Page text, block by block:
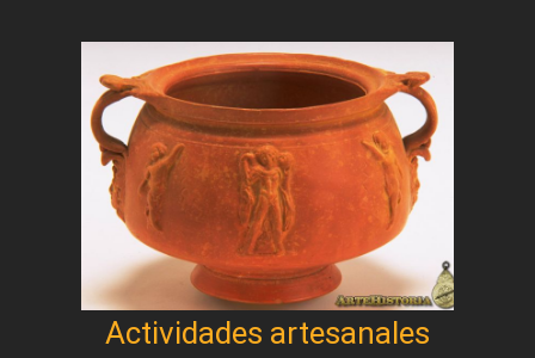
Actividades artesanales